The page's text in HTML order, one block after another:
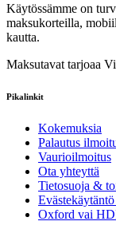
Käytössämme on
maksukorteilla,
kautta.
Maksutavat tarjoaa
Pikalinkit
Kokemuksia
Palautus
Vaurioilmoitus
Ota yhteyttä
Tietosuoja &
Oxford vai